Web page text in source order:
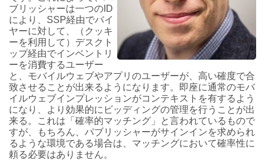
ブリッシャーは一つのID
により、SSP経由でバイ
ヤーに対して、（クッキ
ーを利用して）デスクト
ップ経由でインベントリ
ーを消費するユーザー
と、モバイルウェブやアプリのユーザーが、高い確度で合
致させることが出来るようになります。即座に通常のモバ
イルウェブインプレッションがコンテキストを有するよう
になり、より効果的にビッディングの管理を行うことが出
来る。これは「確率的マッチング」と言われているもので
すが、もちろん、パブリッシャーがサインインを求められ
るような環境である場合は、マッチングにおいて確率性に
頼る必要はありません。